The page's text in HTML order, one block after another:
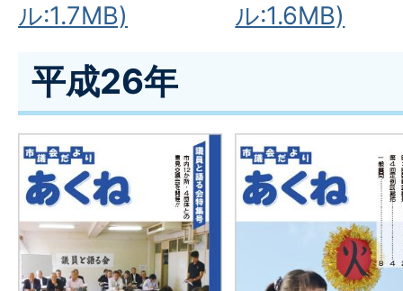
ル:1.7MB)
ル:1.6MB)
平成26年